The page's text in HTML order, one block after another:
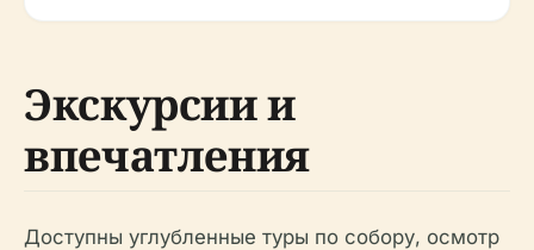
Экскурсии и
впечатления
Доступны углубленные туры по собору, осмотр